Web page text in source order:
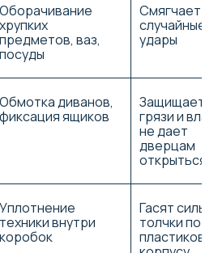
Оборачивание
хрупких
предметов, ваз,
посуды
Смягчает
случайные
удары
Обмотка диванов,
фиксация ящиков
Защищает
грязи и
не дает
дверцам
открыться
Уплотнение
техники внутри
коробок
Гасят
толчки по
аккуратно!
Груз27 для
заказывал
без
переезда...